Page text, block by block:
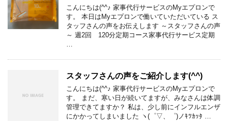
こんにちは(^^♪ 家事代行サービスのMyエプロンで
す。 本日はMyエプロンで働いていただいている ス
タッフさんの声をお伝えします ～スタッフさんの声
～ 週2回 120分定期コース家事代行サービス定期
…
スタッフさんの声をご紹介します(^^)
こんにちは(^^♪ 家事代行サービスのMyエプロンで
す。 まだ、寒い日が続いてますが、みなさんは体調
管理できてますか？ 私は、少し前にインフルエンザ
にかかってしまいました ヽ(゜▽、゜)ノｷﾂｶｯﾀ …